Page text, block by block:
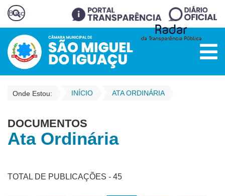
Onde Estou: INÍCIO ATA ORDINÁRIA
DOCUMENTOS
Ata Ordinária
TOTAL DE PUBLICAÇÕES - 45